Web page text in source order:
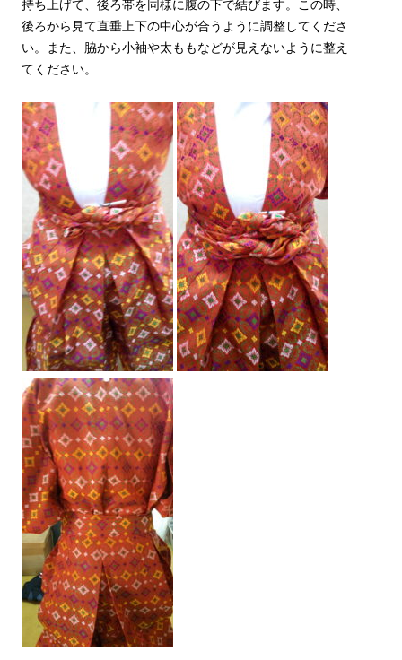
持ち上げて、後ろ帯を同様に腹の下で結びます。この時、
後ろから見て直垂上下の中心が合うように調整してくださ
い。また、脇から小袖や太ももなどが見えないように整え
てください。